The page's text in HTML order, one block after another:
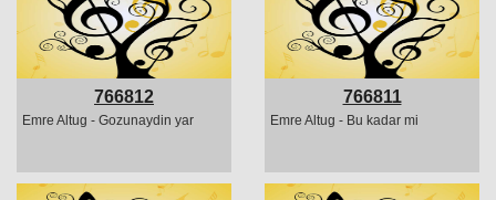
766812
Emre Altug - Gozunaydin yar
766811
Emre Altug - Bu kadar mi